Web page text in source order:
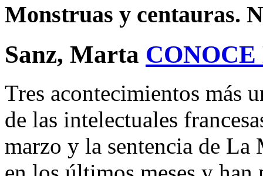
Monstruas y centauras.
Sanz, Marta
Tres acontecimientos más
de las intelectuales
marzo y la sentencia de La